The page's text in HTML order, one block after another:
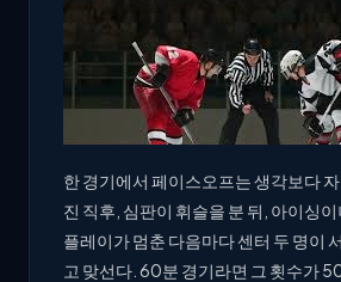
한 경기에서 페이스오프는 생각보다
진 직후, 심판이 휘슬을 분 뒤, 아이싱
플레이가 멈춘 다음마다 센터 두 명이
고 맞선다. 60분 경기라면 그 횟수가